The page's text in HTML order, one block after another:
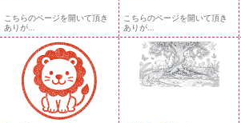
こちらのページを開いて頂き
ありが...
こちらのページを開いて頂き
ありが...